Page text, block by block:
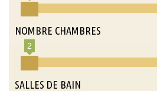
NOMBRE CHAMBRES
2
SALLES DE BAIN